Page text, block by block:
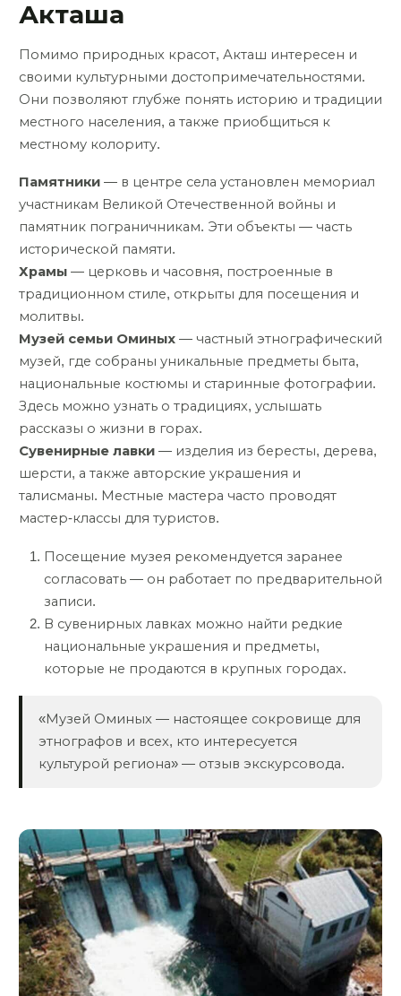
Акташа
Помимо природных красот, Акташ интересен и
своими культурными достопримечательностями.
Они позволяют глубже понять историю и традиции
местного населения, а также приобщиться к
местному колориту.
Памятники — в центре села установлен мемориал
участникам Великой Отечественной войны и
памятник пограничникам. Эти объекты — часть
исторической памяти.
Храмы — церковь и часовня, построенные в
традиционном стиле, открыты для посещения и
молитвы.
Музей семьи Оминых — частный этнографический
музей, где собраны уникальные предметы быта,
национальные костюмы и старинные фотографии.
Здесь можно узнать о традициях, услышать
рассказы о жизни в горах.
Сувенирные лавки — изделия из бересты, дерева,
шерсти, а также авторские украшения и
талисманы. Местные мастера часто проводят
мастер-классы для туристов.
Посещение музея рекомендуется заранее
согласовать — он работает по предварительной
записи.
В сувенирных лавках можно найти редкие
национальные украшения и предметы,
которые не продаются в крупных городах.
«Музей Оминых — настоящее сокровище для
этнографов и всех, кто интересуется
культурой региона» — отзыв экскурсовода.